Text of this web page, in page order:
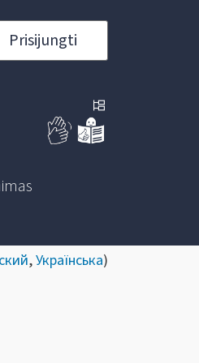
Prisijungti
,Українська)